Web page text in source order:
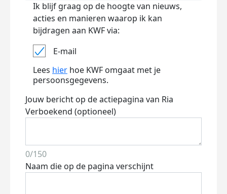
Ik blijf graag op de hoogte van nieuws,
acties en manieren waarop ik kan
bijdragen aan KWF via:
E-mail
Lees hier hoe KWF omgaat met je
persoonsgegevens.
Jouw bericht op de actiepagina van Ria
Verboekend (optioneel)
0/150
Naam die op de pagina verschijnt